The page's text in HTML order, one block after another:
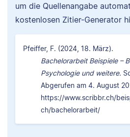
um die Quellenangabe
kostenlosen Zitier-Generator
Pfeiffer, F. (2024, 18. März).
Bachelorarbeit Beispiele –
Psychologie und weitere.
Abgerufen am 4. August
https://www.scribbr.ch/
ch/bachelorarbeit/